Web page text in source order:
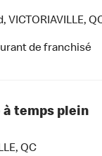
VICTORIAVILLE,
de franchisé
à temps plein
QC